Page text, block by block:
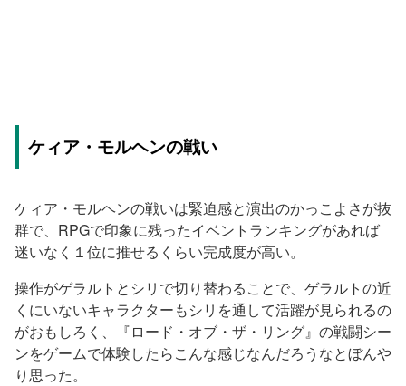
ケィア・モルヘンの戦い
ケィア・モルヘンの戦いは緊迫感と演出のかっこよさが抜
群で、RPGで印象に残ったイベントランキングがあれば
迷いなく１位に推せるくらい完成度が高い。
操作がゲラルトとシリで切り替わることで、ゲラルトの近
くにいないキャラクターもシリを通して活躍が見られるの
がおもしろく、『ロード・オブ・ザ・リング』の戦闘シー
ンをゲームで体験したらこんな感じなんだろうなとぼんや
り思った。